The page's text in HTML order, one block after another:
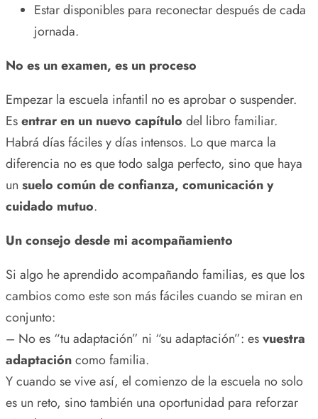
Estar disponibles para reconectar después de cada
jornada.
No es un examen, es un proceso
Empezar la escuela infantil no es aprobar o suspender.
Esentrar en un nuevo capítulo del libro familiar.
Habrá días fáciles y días intensos. Lo que marca la
diferencia no es que todo salga perfecto, sino que haya
un suelo común de confianza, comunicación y
cuidado mutuo.
Un consejo desde mi acompañamiento
Si algo he aprendido acompañando familias, es que los
cambios como este son más fáciles cuando se miran en
conjunto:
– No es “tu adaptación” ni “su adaptación”: esvuestra
adaptacióncomo familia.
Y cuando se vive así, el comienzo de la escuela no solo
es un reto, sino también una oportunidad para reforzar